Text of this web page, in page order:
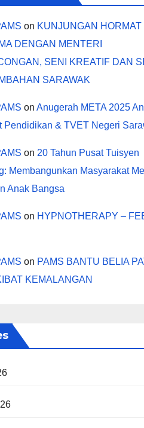
on KUNJUNGAN HORMAT
DENGAN MENTERI
SENI KREATIF DAN
SARAWAK
onAnugerah META 2025
Pendidikan & TVET Negeri
on 20 Tahun Pusat Tuisyen
Membangunkan Masyarakat
Anak Bangsa
on HYPNOTHERAPY –
on PAMS BANTU BELIA
KEMALANGAN